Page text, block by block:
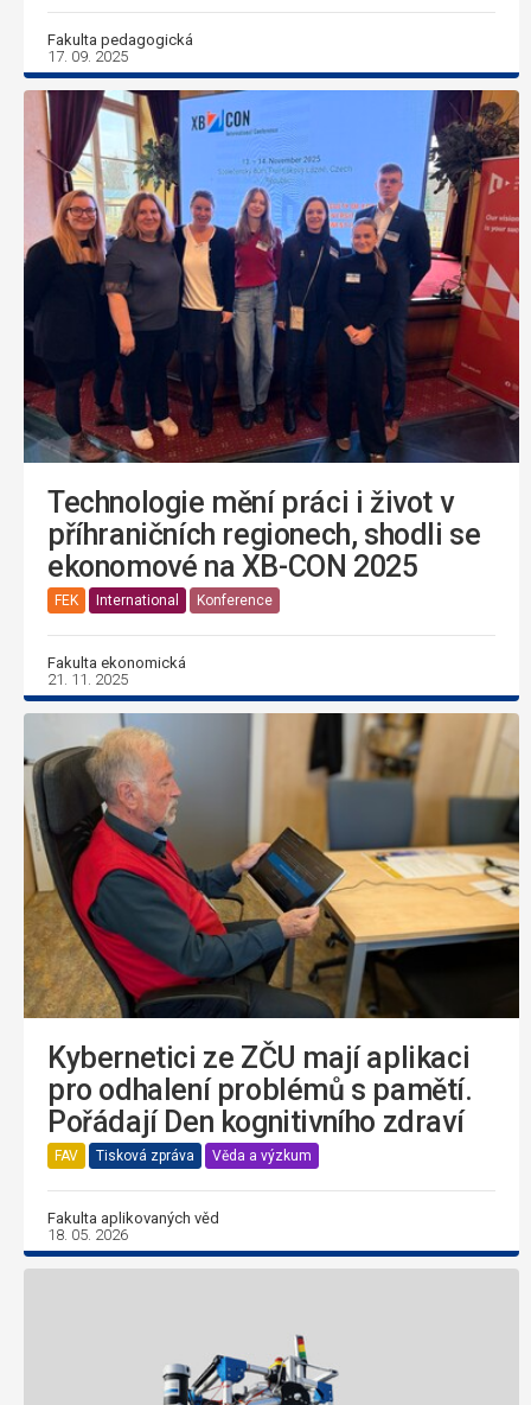
Fakulta pedagogická
17. 09. 2025
Technologie mění práci i život v
příhraničních regionech, shodli se
ekonomové na XB-CON 2025
FEK International Konference
Fakulta ekonomická
21. 11. 2025
Kybernetici ze ZČU mají aplikaci
pro odhalení problémů s pamětí.
Pořádají Den kognitivního zdraví
FAV Tisková zpráva Věda a výzkum
Fakulta aplikovaných věd
18. 05. 2026